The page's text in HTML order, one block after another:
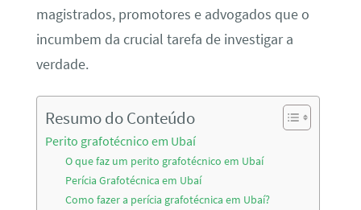
magistrados, promotores e advogados que o
incumbem da crucial tarefa de investigar a
verdade.
Resumo do Conteúdo
Perito grafotécnico em Ubaí
O que faz um perito grafotécnico em Ubaí
Perícia Grafotécnica em Ubaí
Como fazer a perícia grafotécnica em Ubaí?